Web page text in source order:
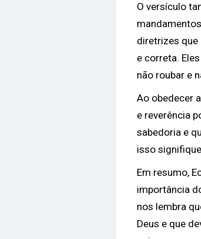
O versículo
diretrizes que
e correta.
não roubar e
Ao obedecer
e reverência
sabedoria e
isso
Em resumo,
importância
nos lembra
Deus e que